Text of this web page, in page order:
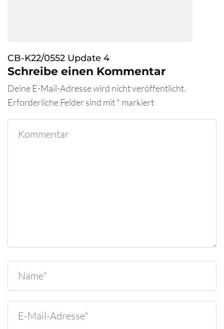
CB-K22/0552 Update 4
Schreibe einen Kommentar
Deine E-Mail-Adresse wird nicht veröffentlicht.
Erforderliche Felder sind mit* markiert